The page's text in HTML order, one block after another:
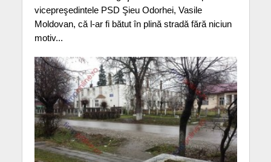
vicepreşedintele PSD Şieu Odorhei, Vasile
Moldovan, că l-ar fi bătut în plină stradă fără niciun
motiv...